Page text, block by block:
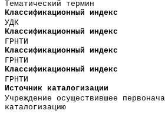
Тематический термин
Классификационный индекс
УДК
Классификационный индекс
ГРНТИ
Классификационный индекс
ГРНТИ
Классификационный индекс
ГРНТИ
Источник каталогизации
Учреждение осуществившее
каталогизацию